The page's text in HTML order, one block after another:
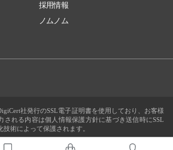
採用情報
ノムノム
社発行のSSL電子証明書を使用しており、お客様
される内容は個人情報保護方針に基づき送信時にSSL
技術によって保護されます。